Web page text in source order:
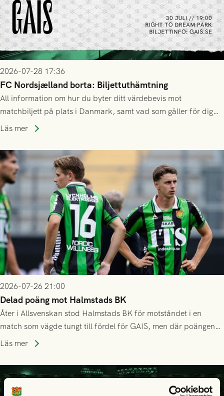
2026-07-28 17:36
FC Nordsjælland borta: Biljettuthämtning
All information om hur du byter ditt värdebevis mot
matchbiljett på plats i Danmark, samt vad som gäller för dig
som står på reservlista eller fått förhinder.
Läs mer
2026-07-26 21:00
Delad poäng mot Halmstads BK
Åter i Allsvenskan stod Halmstads BK för motståndet i en
match som vägde tungt till fördel för GAIS, men där poängen
delades efter dramatik på tilläggstid.
Läs mer